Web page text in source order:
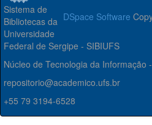
DSpace Software
Sistema de
Bibliotecas da
Universidade
Federal de Sergipe - SIBIUFS
Núcleo de Tecnologia da Informação
repositorio@academico.ufs.br
+55 79 3194-6528